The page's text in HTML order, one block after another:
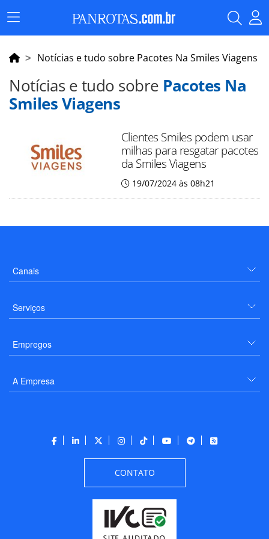
Menu
Principal
Notícias e tudo sobre Pacotes Na Smiles Viagens
Notícias e tudo sobre Pacotes Na
Smiles Viagens
Clientes Smiles podem usar
milhas para resgatar pacotes
da Smiles Viagens
19/07/2024 às 08h21
Canais
Serviços
Empregos
A Empresa
CONTATO